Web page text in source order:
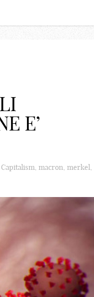
E’
Capitalism, macron, merkel,